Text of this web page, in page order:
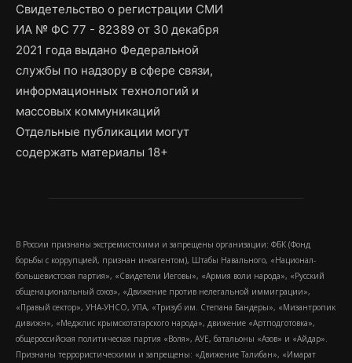
Свидетельство о регистрации СМИ
ИА № ФС 77 - 82389 от 30 декабря
2021 года выдано Федеральной
службы по надзору в сфере связи,
информационных технологий и
массовых коммуникаций
Отдельные публикации могут
содержать материалы 18+
В России признаны экстремистскими и запрещены организации: ФБК (Фонд
борьбы с коррупцией, признан иноагентом), Штабы Навального, «Национал-
большевистская партия», «Свидетели Иеговы», «Армия воли народа», «Русский
общенациональный союз», «Движение против нелегальной иммиграции»,
«Правый сектор», УНА-УНСО, УПА, «Тризуб им. Степана Бандеры», «Мизантропик
дивижн», «Меджлис крымскотатарского народа», движение «Артподготовка»,
общероссийская политическая партия «Воля», АУЕ, батальоны «Азов» и «Айдар».
Признаны террористическими и запрещены: «Движение Талибан», «Имарат